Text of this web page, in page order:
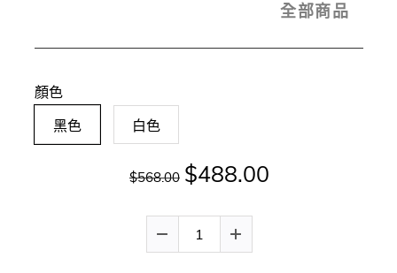
全部商品
顏色
黑色
白色
$568.00 $488.00